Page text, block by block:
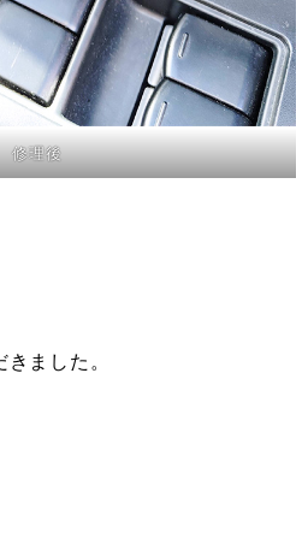
修理後
ました。